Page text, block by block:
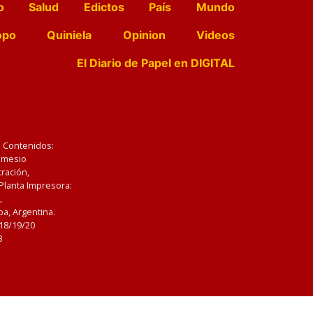
Salud Edictos País
Mundo
Quiniela Opinion
Videos
El Diario de Papel en DIGITAL
Impresora:
Argentina.
19/20